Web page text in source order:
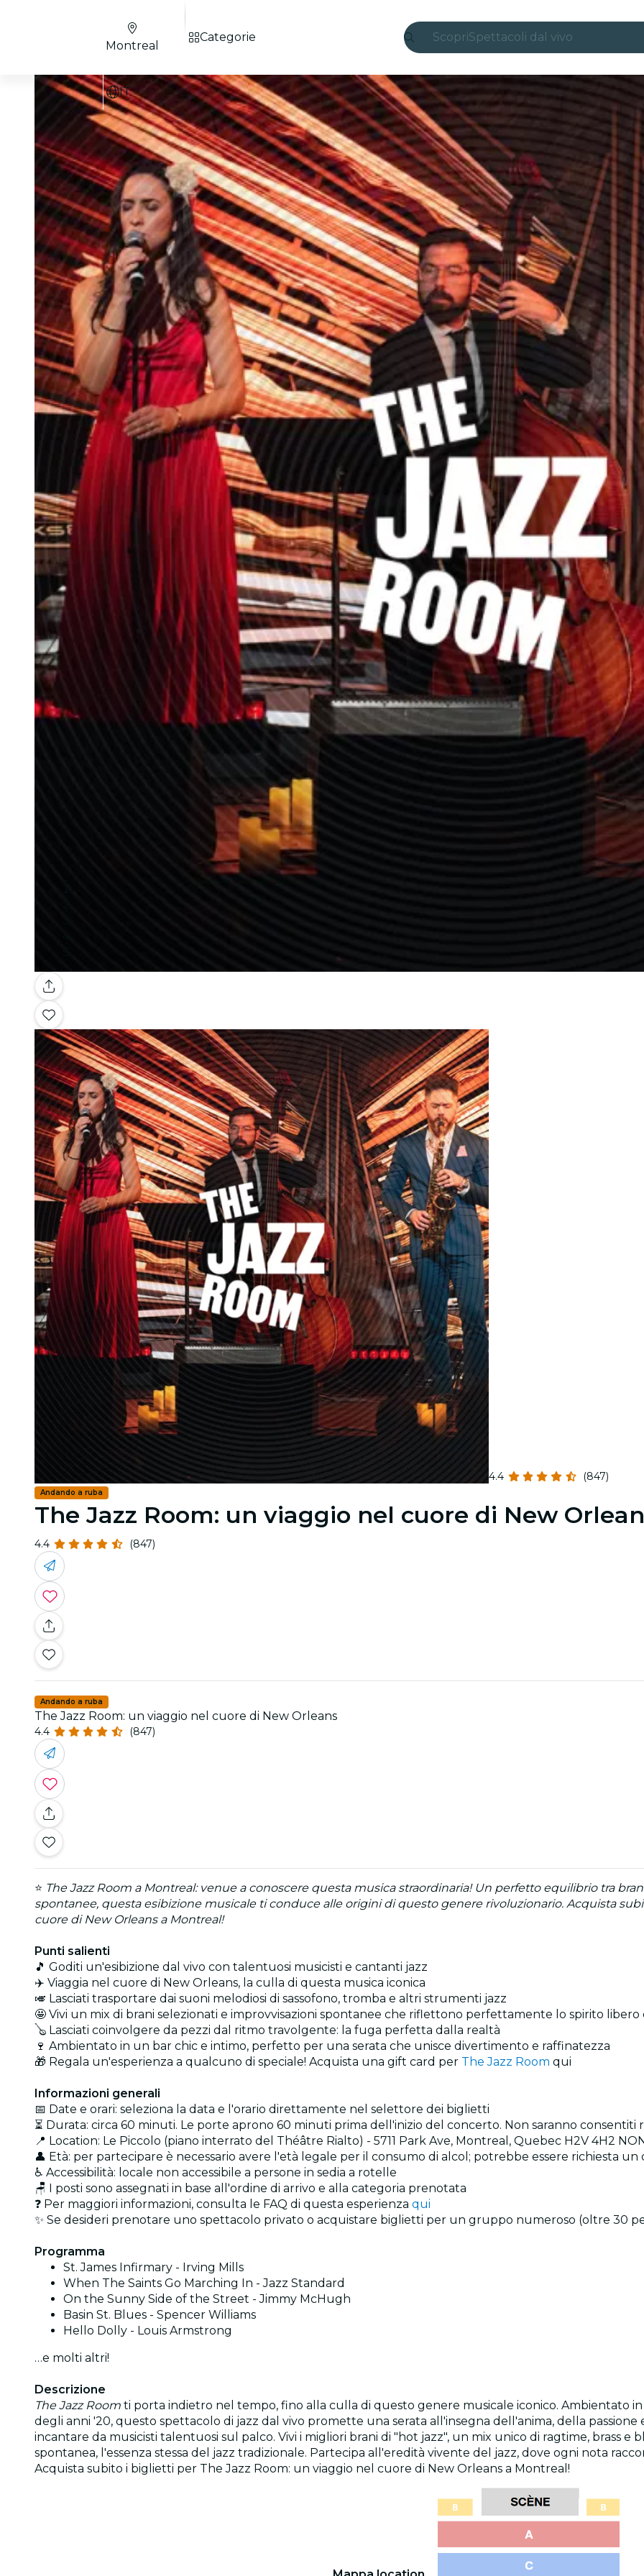
ScopriSpettacoli dal vivo
Candlelight
Londra
Esperienze e città
San Paolo
Mostre
Seoul
Tour città
Concerti
Ristoranti
Cinema
Montreal
IT
Categorie
Galleria
4.4 (847)
Andando a ruba
The Jazz Room: un viaggio nel cuore di New
4.4 (847)
Andando a ruba
The Jazz Room: un viaggio nel cuore di New Orleans
4.4 (847)
⭐ The Jazz Room a Montreal: venue a conoscere questa musica straordinaria! Un perfetto equilibrio tra
spontanee, questa esibizione musicale ti conduce alle origini di questo genere rivoluzionario. Acquista
cuore di New Orleans a Montreal!
Punti salienti
🎵 Goditi un'esibizione dal vivo con talentuosi musicisti e cantanti jazz
✈️ Viaggia nel cuore di New Orleans, la culla di questa musica iconica
🎺 Lasciati trasportare dai suoni melodiosi di sassofono, tromba e altri strumenti jazz
🤩 Vivi un mix di brani selezionati e improvvisazioni spontanee che riflettono perfettamente lo spirito libero
🪕 Lasciati coinvolgere da pezzi dal ritmo travolgente: la fuga perfetta dalla realtà
🍷 Ambientato in un bar chic e intimo, perfetto per una serata che unisce divertimento e raffinatezza
🎁 Regala un'esperienza a qualcuno di speciale! Acquista una gift card per The Jazz Room qui
Informazioni generali
📅 Date e orari: seleziona la data e l'orario direttamente nel selettore dei biglietti
⏳ Durata: circa 60 minuti. Le porte aprono 60 minuti prima dell'inizio del concerto. Non saranno consentiti
📍 Location: Le Piccolo (piano interrato del Théâtre Rialto) - 5711 Park Ave, Montreal, Quebec H2V 4H2
👤 Età: per partecipare è necessario avere l'età legale per il consumo di alcol; potrebbe essere richiesta
♿ Accessibilità: locale non accessibile a persone in sedia a rotelle
🪑 I posti sono assegnati in base all'ordine di arrivo e alla categoria prenotata
❓ Per maggiori informazioni, consulta le FAQ di questa esperienza qui
✨ Se desideri prenotare uno spettacolo privato o acquistare biglietti per un gruppo numeroso (oltre 30
Programma
St. James Infirmary - Irving Mills
When The Saints Go Marching In - Jazz Standard
On the Sunny Side of the Street - Jimmy McHugh
Basin St. Blues - Spencer Williams
Hello Dolly - Louis Armstrong
…e molti altri!
Descrizione
The Jazz Room ti porta indietro nel tempo, fino alla culla di questo genere musicale iconico. Ambientato
degli anni '20, questo spettacolo di jazz dal vivo promette una serata all'insegna dell'anima, della
incantare da musicisti talentuosi sul palco. Vivi i migliori brani di "hot jazz", un mix unico di ragtime, brass e
spontanea, l'essenza stessa del jazz tradizionale. Partecipa all'eredità vivente del jazz, dove ogni nota
Acquista subito i biglietti per The Jazz Room: un viaggio nel cuore di New Orleans a Montreal!